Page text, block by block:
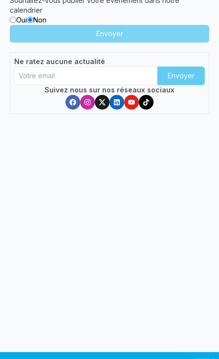
calendrier
Oui
Non
Envoyer
Ne ratez aucune actualité
Envoyer
Suivez nous sur nos réseaux sociaux